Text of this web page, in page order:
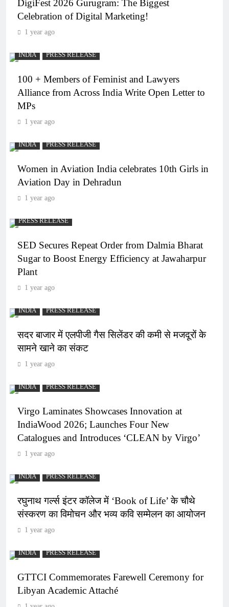
DigiFest 2026 Gurugram: The Biggest
Celebration of Digital Marketing!
1 year ago
INDIA PRESS RELEASE
100 + Members of Feminist and Lawyers
Alliance from Across India Write Open Letter to
MPs
1 year ago
INDIA PRESS RELEASE
Women in Aviation India celebrates 10th Girls in
Aviation Day in Dehradun
1 year ago
PRESS RELEASE
SED Secures Repeat Order from Dalmia Bharat
Sugar to Boost Energy Efficiency at Jawaharpur
Plant
1 year ago
INDIA PRESS RELEASE
सदर बाजार में एलपीजी गैस सिलेंडर की कमी से मजदूरों के
सामने खाने का संकट
1 year ago
INDIA PRESS RELEASE
Virgo Laminates Showcases Innovation at
IndiaWood 2026; Launches Four New
Catalogues and Introduces ‘CLEAN by Virgo’
1 year ago
INDIA PRESS RELEASE
रघुनाथ गर्ल्स इंटर कॉलेज में ‘Book of Life’ के चौथे
संस्करण का विमोचन और भव्य कवि सम्मेलन का आयोजन
1 year ago
INDIA PRESS RELEASE
GTTCI Commemorates Farewell Ceremony for
Libyan Academic Attaché